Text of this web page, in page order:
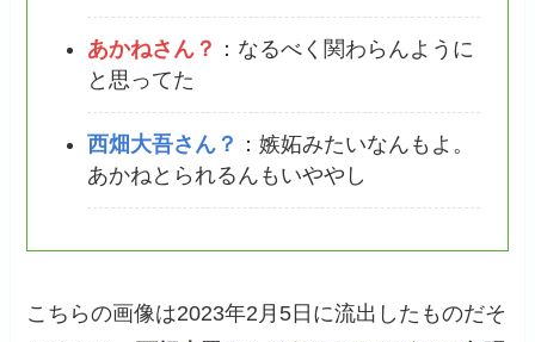
あかねさん？ ：なるべく関わらんように
と思ってた
西畑大吾さん？ ：嫉妬みたいなんもよ。
あかねとられるんもいややし
こちらの画像は2023年2月5日に流出したものだそ